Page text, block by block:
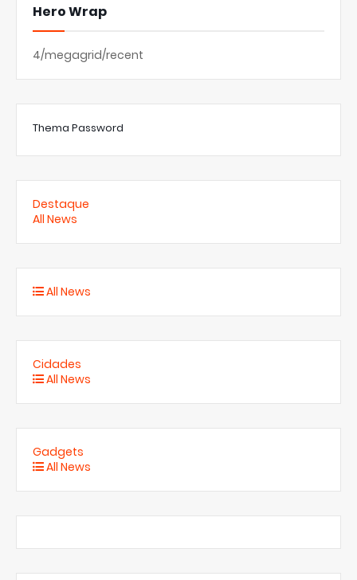
Hero Wrap
4/megagrid/recent
Thema Password
Destaque
All News
All News
Cidades
All News
Gadgets
All News